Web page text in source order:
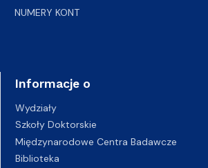
NUMERY KONT
Informacje o
Wydziały
Szkoły Doktorskie
Międzynarodowe Centra Badawcze
Biblioteka